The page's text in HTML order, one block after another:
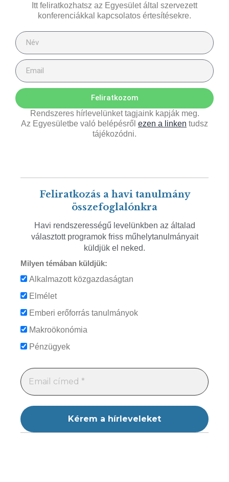
Itt feliratkozhatsz az Egyesület által szervezett
konferenciákkal kapcsolatos értesítésekre.
Feliratkozom
Rendszeres hírlevelünket tagjaink kapják meg.
Az Egyesületbe való belépésről ezen a linken tudsz
tájékozódni.
Feliratkozás a havi tanulmány
összefoglalónkra
Havi rendszerességű levelünkben az általad
választott programok friss műhelytanulmányait
küldjük el neked.
Milyen témában küldjük:
Alkalmazott közgazdaságtan
Elmélet
Emberi erőforrás tanulmányok
Makroökonómia
Pénzügyek